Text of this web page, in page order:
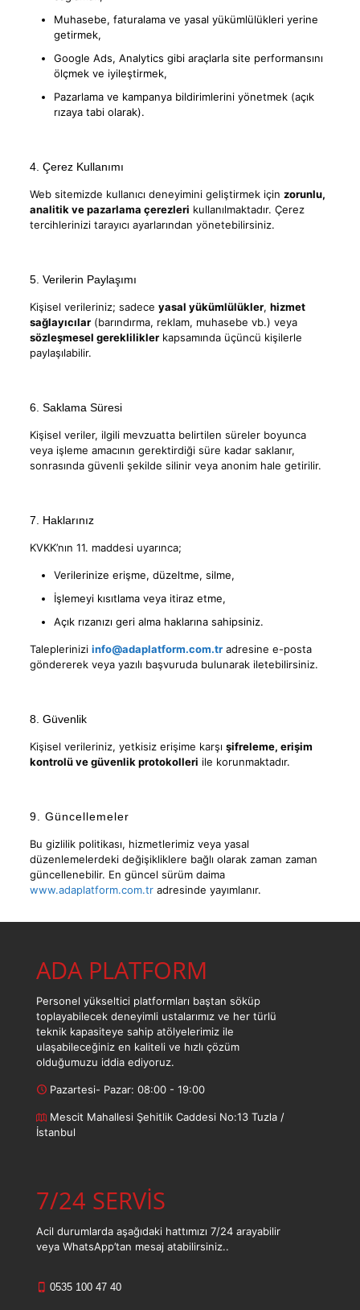
Muhasebe, faturalama ve yasal yükümlülükleri yerine
getirmek,
Google Ads, Analytics gibi araçlarla site performansını
ölçmek ve iyileştirmek,
Pazarlama ve kampanya bildirimlerini yönetmek (açık
rızaya tabi olarak).
4. Çerez Kullanımı
Web sitemizde kullanıcı deneyimini geliştirmek için zorunlu,
analitik ve pazarlama çerezleri kullanılmaktadır. Çerez
tercihlerinizi tarayıcı ayarlarından yönetebilirsiniz.
5. Verilerin Paylaşımı
Kişisel verileriniz; sadece yasal yükümlülükler, hizmet
sağlayıcılar(barındırma, reklam, muhasebe vb.) veya
sözleşmesel gerekliliklerkapsamında üçüncü kişilerle
paylaşılabilir.
6. Saklama Süresi
Kişisel veriler, ilgili mevzuatta belirtilen süreler boyunca
veya işleme amacının gerektirdiği süre kadar saklanır,
sonrasında güvenli şekilde silinir veya anonim hale getirilir.
7. Haklarınız
KVKK’nın 11. maddesi uyarınca;
Verilerinize erişme, düzeltme, silme,
İşlemeyi kısıtlama veya itiraz etme,
Açık rızanızı geri alma haklarına sahipsiniz.
Taleplerinizi info@adaplatform.com.tradresine e-posta
göndererek veya yazılı başvuruda bulunarak iletebilirsiniz.
8. Güvenlik
Kişisel verileriniz, yetkisiz erişime karşı şifreleme, erişim
kontrolü ve güvenlik protokolleri ile korunmaktadır.
9. Güncellemeler
Bu gizlilik politikası, hizmetlerimiz veya yasal
düzenlemelerdeki değişikliklere bağlı olarak zaman zaman
güncellenebilir. En güncel sürüm daima
www.adaplatform.com.tradresinde yayımlanır.
ADA PLATFORM
Personel yükseltici platformları baştan söküp
toplayabilecek deneyimli ustalarımız ve her türlü
teknik kapasiteye sahip atölyelerimiz ile
ulaşabileceğiniz en kaliteli ve hızlı çözüm
olduğumuzu iddia ediyoruz.
Pazartesi- Pazar: 08:00 - 19:00
Mescit Mahallesi Şehitlik Caddesi No:13 Tuzla /
İstanbul
7/24 SERVİS
Acil durumlarda aşağıdaki hattımızı 7/24 arayabilir
veya WhatsApp’tan mesaj atabilirsiniz..
0535 100 47 40